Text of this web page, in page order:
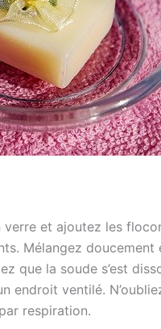
et ajoutez les
Mélangez doucement
que la soude s’est
endroit ventilé.
respiration.